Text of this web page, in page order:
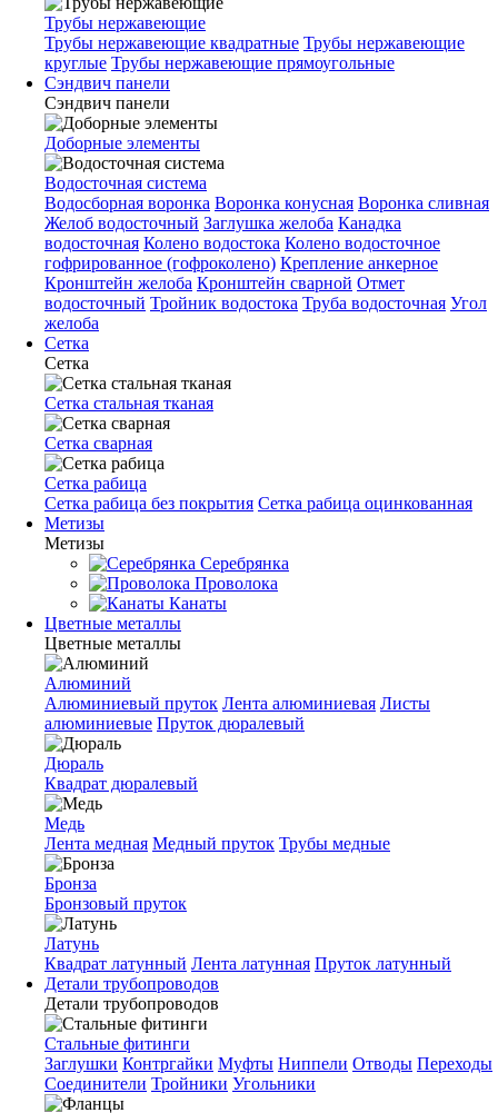
Трубы нержавеющие
Трубы нержавеющие квадратные Трубы нержавеющие
круглые Трубы нержавеющие прямоугольные
Сэндвич панели
Сэндвич панели
Доборные элементы
Водосточная система
Водосборная воронка Воронка конусная Воронка сливная
Желоб водосточный Заглушка желоба Канадка
водосточная Колено водостока Колено водосточное
гофрированное (гофроколено) Крепление анкерное
Кронштейн желоба Кронштейн сварной Отмет
водосточный Тройник водостока Труба водосточная Угол
желоба
Сетка
Сетка
Сетка стальная тканая
Сетка сварная
Сетка рабица
Сетка рабица без покрытия Сетка рабица оцинкованная
Метизы
Метизы
Серебрянка
Проволока
Канаты
Цветные металлы
Цветные металлы
Алюминий
Алюминиевый пруток Лента алюминиевая Листы
алюминиевые Пруток дюралевый
Дюраль
Квадрат дюралевый
Медь
Лента медная Медный пруток Трубы медные
Бронза
Бронзовый пруток
Латунь
Квадрат латунный Лента латунная Пруток латунный
Детали трубопроводов
Детали трубопроводов
Стальные фитинги
Заглушки Контргайки Муфты Ниппели Отводы Переходы
Соединители Тройники Угольники